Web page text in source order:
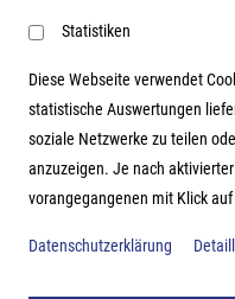
Datenschutzerklärung
Adresse
Hutter Trade GmbH + Co
Bgm.-Landmann-Platz 1-
Statistiken
Diese Webseite verwendet
statistische Auswertungen
soziale Netzwerke zu teilen
anzuzeigen. Je nach
vorangegangenen mit Klick
Datenschutzerklärung